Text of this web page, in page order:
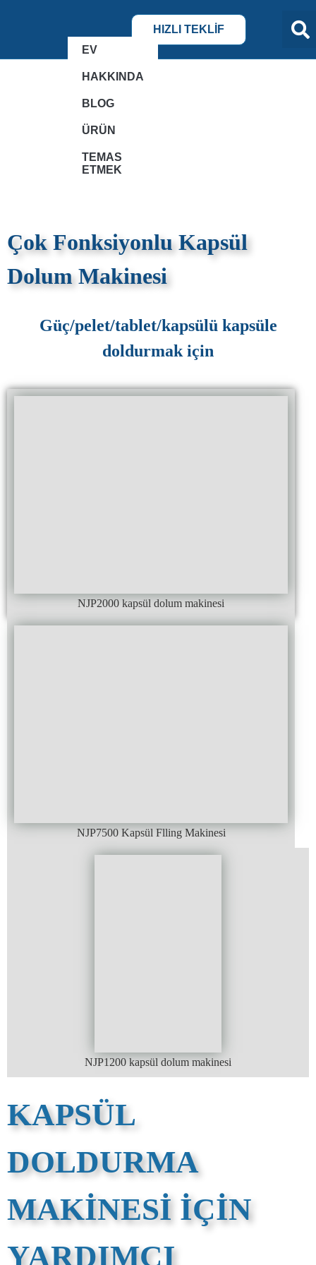
EV
HAKKINDA
BLOG
ÜRÜN
TEMAS
ETMEK
HIZLI TEKLİF
Çok Fonksiyonlu Kapsül
Dolum Makinesi
Güç/pelet/tablet/kapsülü kapsüle
doldurmak için
NJP2000 kapsül dolum makinesi
NJP7500 Kapsül Flling Makinesi
NJP1200 kapsül dolum makinesi
KAPSÜL
DOLDURMA
MAKINESI IÇIN
YARDIMCI